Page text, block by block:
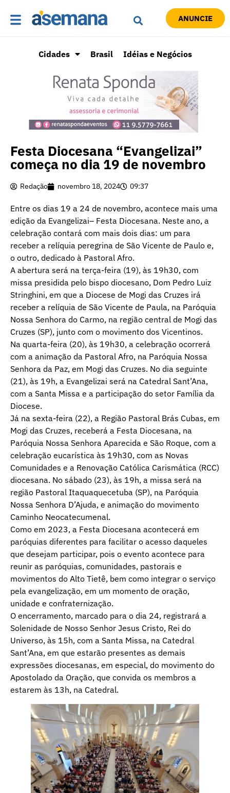
ANUNCIE
Cidades Brasil Idéias e Negócios
Festa Diocesana “Evangelizai”
começa no dia 19 de novembro
Redação novembro 18, 2024 09:37
Entre os dias 19 a 24 de novembro, acontece mais uma
edição da Evangelizai– Festa Diocesana. Neste ano, a
celebração contará com mais dois dias: um para
receber a relíquia peregrina de São Vicente de Paulo e,
o outro, dedicado à Pastoral Afro.
A abertura será na terça-feira (19), às 19h30, com
missa presidida pelo bispo diocesano, Dom Pedro Luiz
Stringhini, em que a Diocese de Mogi das Cruzes irá
receber a relíquia de São Vicente de Paula, na Paróquia
Nossa Senhora do Carmo, na região central de Mogi das
Cruzes (SP), junto com o movimento dos Vicentinos.
Na quarta-feira (20), às 19h30, a celebração ocorrerá
com a animação da Pastoral Afro, na Paróquia Nossa
Senhora da Paz, em Mogi das Cruzes. No dia seguinte
(21), às 19h, a Evangelizai será na Catedral Sant’Ana,
com a Santa Missa e a participação do setor Família da
Diocese.
Já na sexta-feira (22), a Região Pastoral Brás Cubas, em
Mogi das Cruzes, receberá a Festa Diocesana, na
Paróquia Nossa Senhora Aparecida e São Roque, com a
celebração eucarística às 19h30, com as Novas
Comunidades e a Renovação Católica Carismática (RCC)
diocesana. No sábado (23), às 19h, a missa será na
região Pastoral Itaquaquecetuba (SP), na Paróquia
Nossa Senhora D’Ajuda, e animação do movimento
Caminho Neocatecumenal.
Como em 2023, a Festa Diocesana acontecerá em
paróquias diferentes para facilitar o acesso daqueles
que desejam participar, pois o evento acontece para
reunir as paróquias, comunidades, pastorais e
movimentos do Alto Tietê, bem como integrar o serviço
pela evangelização, em um momento de oração,
unidade e confraternização.
O encerramento, marcado para o dia 24, registrará a
Solenidade de Nosso Senhor Jesus Cristo, Rei do
Universo, às 15h, com a Santa Missa, na Catedral
Sant’Ana, em que estarão presentes as demais
expressões diocesanas, em especial, do movimento do
Apostolado da Oração, que convida os membros a
estarem às 13h, na Catedral.